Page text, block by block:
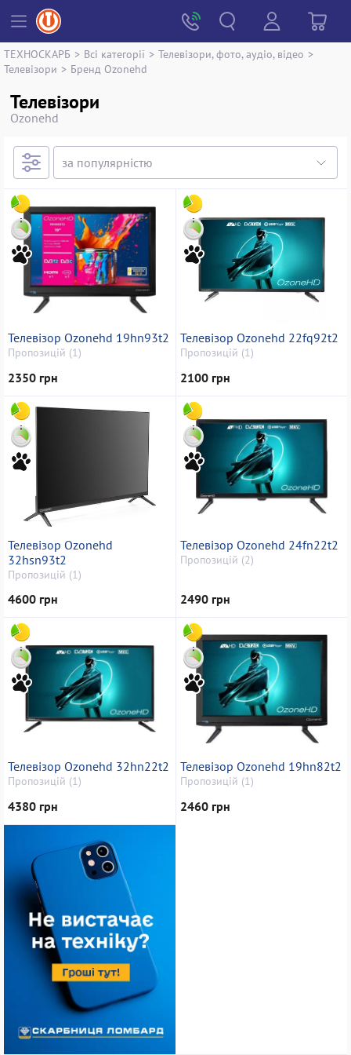
ТЕХНОСКАРБ > Всі категорії > Телевізори, фото, аудіо, відео >
Телевізори > Бренд Ozonehd
Телевізори
Ozonehd
Телевізор Ozonehd 19hn93t2
Пропозицій (1)
2350 грн
Телевізор Ozonehd 22fq92t2
Пропозицій (1)
2100 грн
Телевізор Ozonehd
32hsn93t2
Пропозицій (1)
4600 грн
Телевізор Ozonehd 24fn22t2
Пропозицій (2)
2490 грн
Телевізор Ozonehd 32hn22t2
Пропозицій (1)
4380 грн
Телевізор Ozonehd 19hn82t2
Пропозицій (1)
2460 грн